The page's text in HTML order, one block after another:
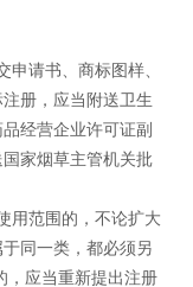
请书、商标图样、
册，应当附送卫生
经营企业许可证副
家烟草主管机关批
范围的，不论扩大
同一类，都必须另
，应当重新提出注册